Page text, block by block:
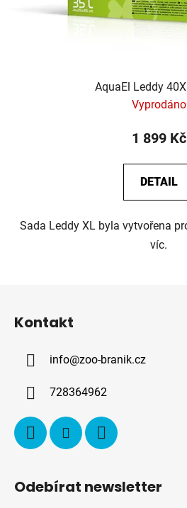
AquaEl Leddy
Vyprodáno
1 899 Kč
DETAIL
Sada Leddy XL byla vytvořena
víc.
Kontakt
info@zoo-branik.cz
728364962
Odebírat newsletter